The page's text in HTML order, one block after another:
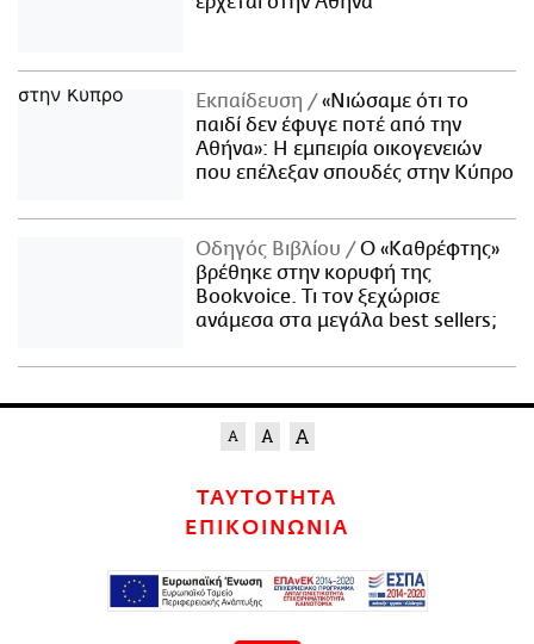
Εκπαίδευση
«Νιώσαμε ότι το
παιδί δεν έφυγε ποτέ από την
Αθήνα»: Η εμπειρία οικογενειών
που επέλεξαν σπουδές στην Κύπρο
Οδηγός Βιβλίου
Ο «Καθρέφτης»
βρέθηκε στην κορυφή της
Bookvoice. Τι τον ξεχώρισε
ανάμεσα στα μεγάλα best sellers;
ΤΑΥΤΟΤΗΤΑ
ΕΠΙΚΟΙΝΩΝΙΑ